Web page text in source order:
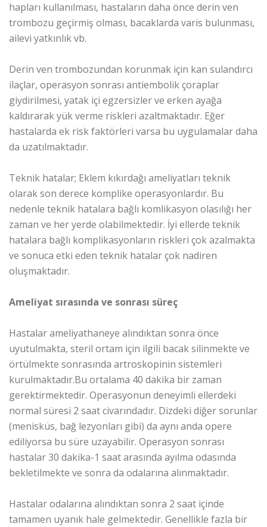
hapları kullanılması, hastaların daha önce derin ven
trombozu geçirmiş olması, bacaklarda varis bulunması,
ailevi yatkınlık vb.
Derin ven trombozundan korunmak için kan sulandırcı
ilaçlar, operasyon sonrası antiembolik çoraplar
giydirilmesi, yatak içi egzersizler ve erken ayağa
kaldırarak yük verme riskleri azaltmaktadır. Eğer
hastalarda ek risk faktörleri varsa bu uygulamalar daha
da uzatılmaktadır.
Teknik hatalar; Eklem kıkırdağı ameliyatları teknik
olarak son derece komplike operasyonlardır. Bu
nedenle teknik hatalara bağlı komlikasyon olasılığı her
zaman ve her yerde olabilmektedir. İyi ellerde teknik
hatalara bağlı komplikasyonların riskleri çok azalmakta
ve sonuca etki eden teknik hatalar çok nadiren
oluşmaktadır.
Ameliyat sırasında ve sonrası süreç
Hastalar ameliyathaneye alındıktan sonra önce
uyutulmakta, steril ortam için ilgili bacak silinmekte ve
örtülmekte sonrasında artroskopinin sistemleri
kurulmaktadır.Bu ortalama 40 dakika bir zaman
gerektirmektedir. Operasyonun deneyimli ellerdeki
normal süresi 2 saat civarındadır. Dizdeki diğer sorunlar
(menisküs, bağ lezyonları gibi) da aynı anda opere
ediliyorsa bu süre uzayabilir. Operasyon sonrası
hastalar 30 dakika-1 saat arasında ayılma odasında
bekletilmekte ve sonra da odalarına alınmaktadır.
Hastalar odalarına alındıktan sonra 2 saat içinde
tamamen uyanık hale gelmektedir. Genellikle fazla bir